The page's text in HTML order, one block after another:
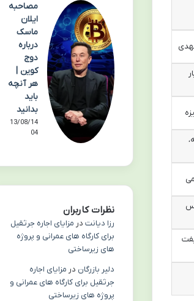
مصاحبه
ایلان
ماسک
درباره
دوج
کوین |
هر آنچه
باید
بدانید
13/08/14
04
نظرات کاربران
رزا دیانتدر مزایای اجاره جرثقیل
برای کارگاه های عمرانی و پروژه
های زیرساختی
دلیر بازرگان در مزایای اجاره
جرثقیل برای کارگاه های عمرانی و
پروژه های زیرساختی